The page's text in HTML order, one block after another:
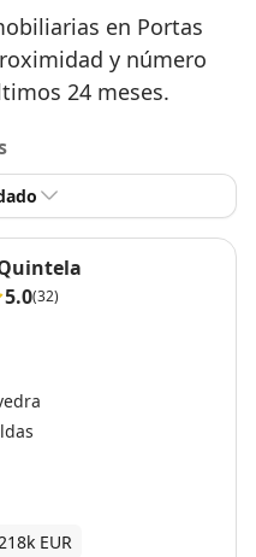
en Portas
y número
24 meses.
5.0(32)
EUR